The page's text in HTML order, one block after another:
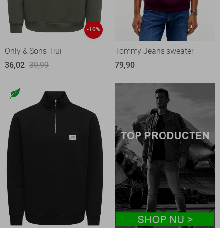
-10%
Only & Sons Trui
36,02 39,99
Tommy Jeans sweater
79,90